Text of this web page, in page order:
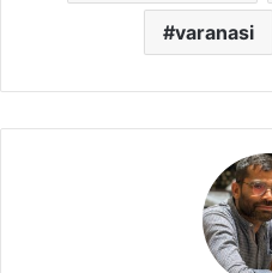
varanasi